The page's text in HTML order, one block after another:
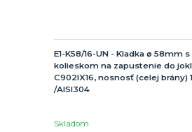
E1-K58/16-UN - Kladka ø 58mm
kolieskom na zapustenie do
C902IX16, nosnosť (celej brány)
/AISI304
Skladom